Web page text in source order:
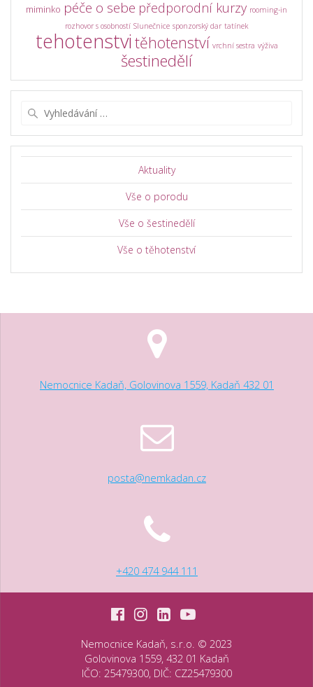
miminko péče o sebe předporodní kurzy rooming-in
rozhovor s osobností Slunečnice sponzorský dar tatínek
tehotenstvi těhotenství vrchní sestra výživa
šestinedělí
Aktuality
Vše o porodu
Vše o šestinedělí
Vše o těhotenství
Nemocnice Kadaň, Golovinova 1559, Kadaň 432 01
posta@nemkadan.cz
+420 474 944 111
Nemocnice Kadaň, s.r.o. © 2023
Golovinova 1559, 432 01 Kadaň
IČO: 25479300, DIČ: CZ25479300